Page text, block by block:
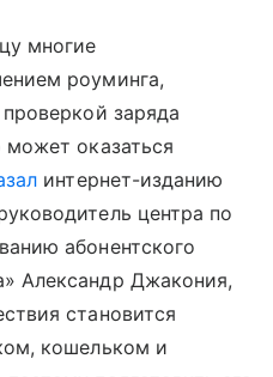
многие
роуминга,
заряда
может оказаться
интернет-изданию
центра по
абонентского
Александр Джакония,
становится
кошельком и